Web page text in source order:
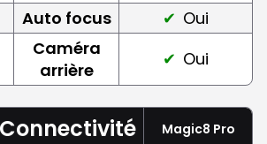
Auto focus
Oui
Caméra
arrière
Oui
Connectivité Magic8 Pro